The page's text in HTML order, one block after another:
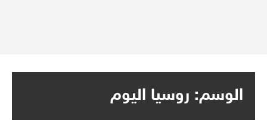
الوسم: روسيا اليوم